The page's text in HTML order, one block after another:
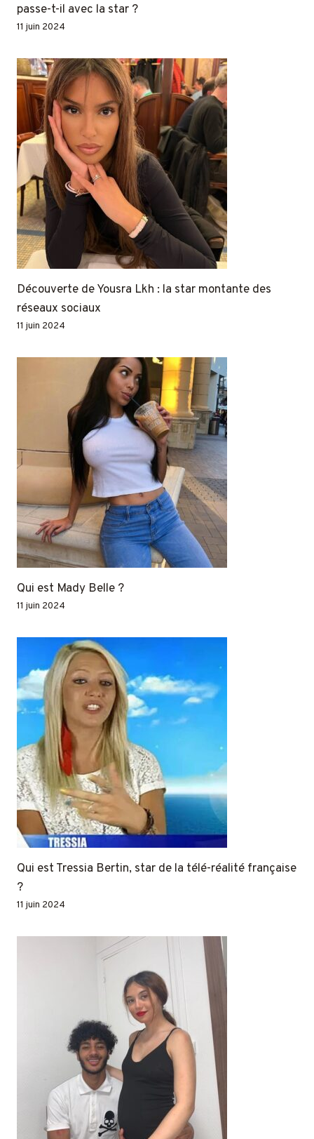
passe-t-il avec la star ?
11 juin 2024
Découverte de Yousra Lkh : la star montante des
réseaux sociaux
11 juin 2024
Qui est Mady Belle ?
11 juin 2024
Qui est Tressia Bertin, star de la télé-réalité française
?
11 juin 2024